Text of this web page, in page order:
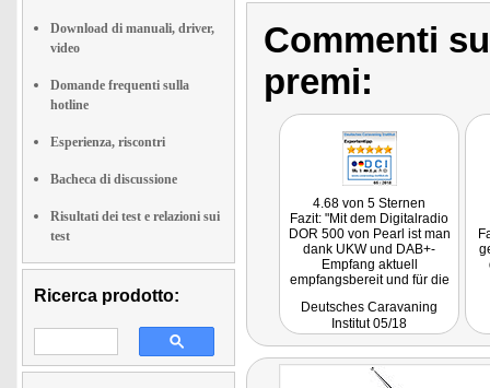
Download di manuali, driver,
video
Domande frequenti sulla
hotline
Esperienza, riscontri
Bacheca di discussione
Risultati dei test e relazioni sui
test
Ricerca prodotto:
Commenti
premi:
4.68 von 5 Sternen
Fazit: "Mit dem Digitalradio
DOR 500 von Pearl ist man
dank UKW und DAB+-
Empfang aktuell
empfangsbereit und für die
gerüstet. Das Radio
überzeugt mit seinem
Verarbeitung und letztlich
mit dem guten Klang."
Deutsches Caravaning
Institut 05/18